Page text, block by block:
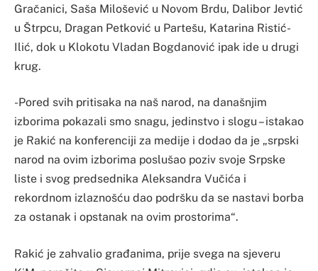
Gračanici, Saša Milošević u Novom Brdu, Dalibor Jevtić
u Štrpcu, Dragan Petković u Partešu, Katarina Ristić-
Ilić, dok u Klokotu Vladan Bogdanović ipak ide u drugi
krug.
-Pored svih pritisaka na naš narod, na današnjim
izborima pokazali smo snagu, jedinstvo i slogu – istakao
je Rakić na konferenciji za medije i dodao da je „srpski
narod na ovim izborima poslušao poziv svoje Srpske
liste i svog predsednika Aleksandra Vučića i
rekordnom izlaznošću dao podršku da se nastavi borba
za ostanak i opstanak na ovim prostorima“.
Rakić je zahvalio građanima, prije svega na sjeveru